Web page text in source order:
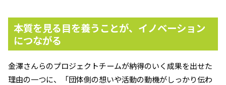
本質を見る目を養うことが、イノベーション
につながる
金澤さんらのプロジェクトチームが納得のいく成果を出せた
理由の一つに、「団体側の想いや活動の動機がしっかり伝わ